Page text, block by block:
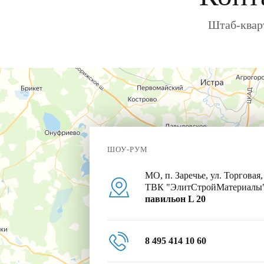
Штаб-
ШОУ-РУМ
МО, п. Заречье, ул. Торговая,
ТВК
павильон L 20
8 495 414 10 60